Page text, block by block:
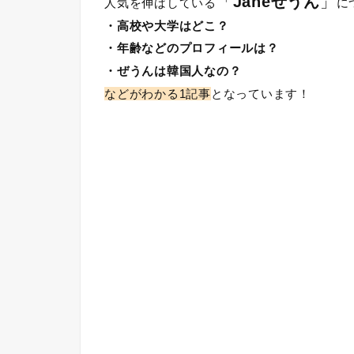
人気を伸ばしている
に
・高校や大学はどこ？
・年齢などのプロフィールは？
・ぜうんは韓国人なの？
などがわかる1記事となっています！